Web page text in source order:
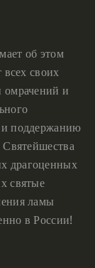
об этом
всех своих
омрачений и
и поддержанию
Святейшества
драгоценных
святые
ламы
в России!